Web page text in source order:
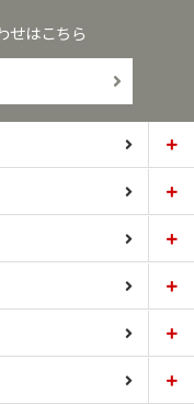
せはこちら